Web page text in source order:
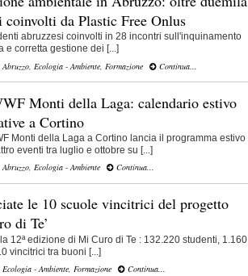
coinvolti da Plastic Free Onlus
abruzzesi coinvolti in 28 incontri sull'inquinamento
e corretta gestione dei [...]
Abruzzo Ecologia - Ambiente Formazione Continua...
Monti della Laga: calendario estivo
a Cortino
Monti della Laga a Cortino lancia il programma estivo
eventi tra luglio e ottobre su [...]
Abruzzo, Ecologia - Ambiente Continua...
le 10 scuole vincitrici del progetto
di Te’
12ª edizione di Mi Curo di Te : 132.220 studenti, 1.160
vincitrici tra buoni [...]
Ecologia - Ambiente, Formazione Continua...